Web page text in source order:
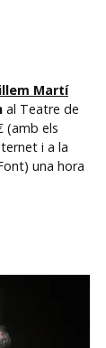
Martí
al Teatre de
(amb els
i a la
una hora